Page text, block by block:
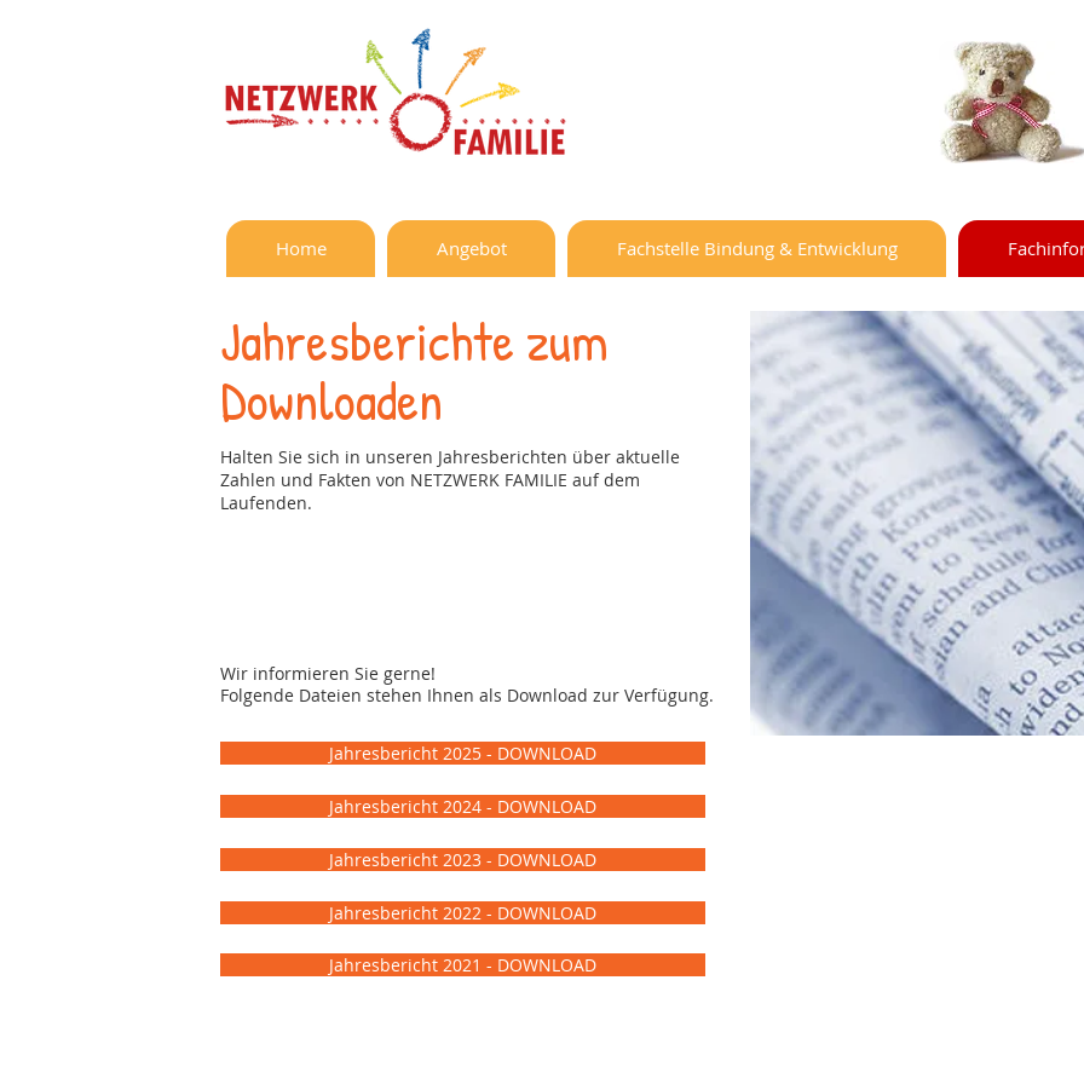
Home Angebot Fachstelle Bindung & Entwicklung
Jahresberichte zum
Downloaden
Halten Sie sich in unseren Jahresberichten über aktuelle
Zahlen und Fakten von NETZWERK FAMILIE auf dem
Laufenden.
Wir informieren Sie gerne!
Folgende Dateien stehen Ihnen als Download zur Verfügung.
Jahresbericht 2025 - DOWNLOAD
Jahresbericht 2024 - DOWNLOAD
Jahresbericht 2023 - DOWNLOAD
Jahresbericht 2022 - DOWNLOAD
Jahresbericht 2021 - DOWNLOAD